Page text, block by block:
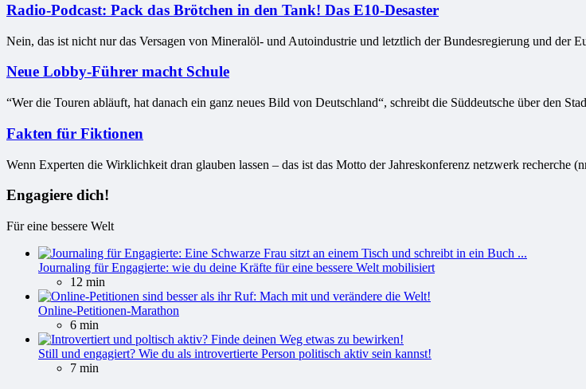
Radio-Podcast: Pack das Brötchen in den Tank! Das E10-Desaster
Nein, das ist nicht nur das Versagen von Mineralöl- und Autoindustrie und letztlich der Bundesregierung und der
Neue Lobby-Führer macht Schule
“Wer die Touren abläuft, hat danach ein ganz neues Bild von Deutschland“, schreibt die Süddeutsche über den
Fakten für Fiktionen
Wenn Experten die Wirklichkeit dran glauben lassen – das ist das Motto der Jahreskonferenz netzwerk recherche
Engagiere dich!
Für eine bessere Welt
Journaling für Engagierte: wie du deine Kräfte für eine bessere Welt mobilisiert
12 min
Online-Petitionen-Marathon
6 min
Still und engagiert? Wie du als introvertierte Person politisch aktiv sein kannst!
7 min